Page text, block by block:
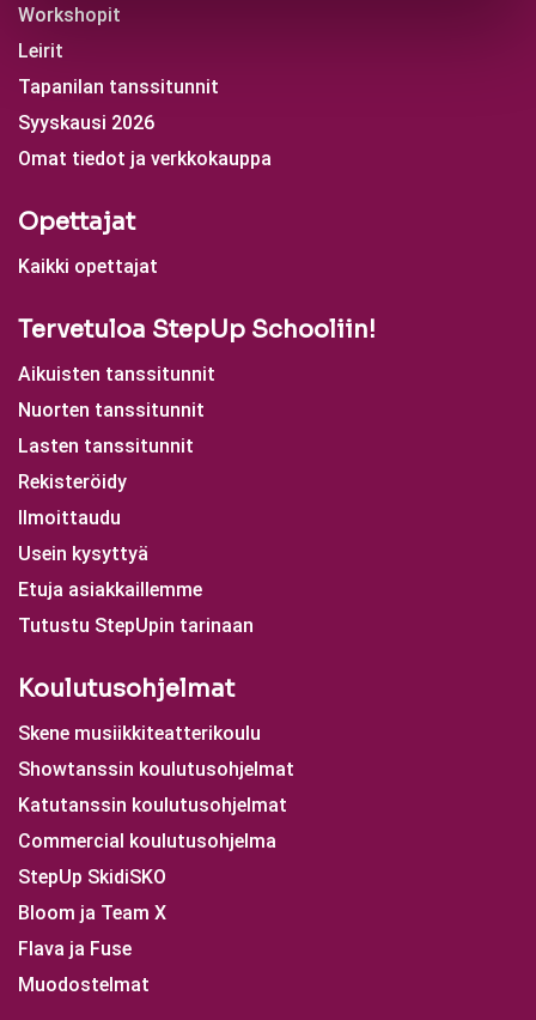
Workshopit
Leirit
Tapanilan tanssitunnit
Syyskausi 2026
Omat tiedot ja verkkokauppa
Opettajat
Kaikki opettajat
Tervetuloa StepUp Schooliin!
Aikuisten tanssitunnit
Nuorten tanssitunnit
Lasten tanssitunnit
Rekisteröidy
Ilmoittaudu
Usein kysyttyä
Etuja asiakkaillemme
Tutustu StepUpin tarinaan
Koulutusohjelmat
Skene musiikkiteatterikoulu
Showtanssin koulutusohjelmat
Katutanssin koulutusohjelmat
Commercial koulutusohjelma
StepUp SkidiSKO
Bloom ja Team X
Flava ja Fuse
Muodostelmat